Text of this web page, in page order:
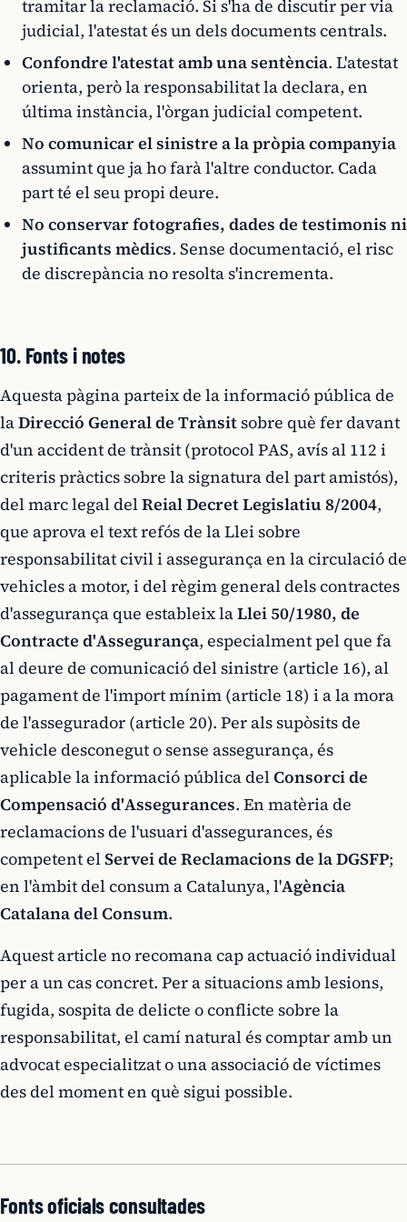
tramitar la reclamació. Si s'ha de discutir per via
judicial, l'atestat és un dels documents centrals.
Confondre l'atestat amb una sentència. L'atestat
orienta, però la responsabilitat la declara, en
última instància, l'òrgan judicial competent.
No comunicar el sinistre a la pròpia companyia
assumint que ja ho farà l'altre conductor. Cada
part té el seu propi deure.
No conservar fotografies, dades de testimonis ni
justificants mèdics. Sense documentació, el risc
de discrepància no resolta s'incrementa.
10. Fonts i notes
Aquesta pàgina parteix de la informació pública de
laDirecció General de Trànsitsobre què fer davant
d'un accident de trànsit (protocol PAS, avís al 112 i
criteris pràctics sobre la signatura del part amistós),
del marc legal delReial Decret Legislatiu 8/2004,
que aprova el text refós de la Llei sobre
responsabilitat civil i assegurança en la circulació de
vehicles a motor, i del règim general dels contractes
d'assegurança que estableix laLlei 50/1980, de
Contracte d'Assegurança, especialment pel que fa
al deure de comunicació del sinistre (article 16), al
pagament de l'import mínim (article 18) i a la mora
de l'assegurador (article 20). Per als supòsits de
vehicle desconegut o sense assegurança, és
aplicable la informació pública delConsorci de
Compensació d'Assegurances. En matèria de
reclamacions de l'usuari d'assegurances, és
competent elServei de Reclamacions de la DGSFP;
en l'àmbit del consum a Catalunya, l'Agència
Catalana del Consum.
Aquest article no recomana cap actuació individual
per a un cas concret. Per a situacions amb lesions,
fugida, sospita de delicte o conflicte sobre la
responsabilitat, el camí natural és comptar amb un
advocat especialitzat o una associació de víctimes
des del moment en què sigui possible.
Fonts oficials consultades